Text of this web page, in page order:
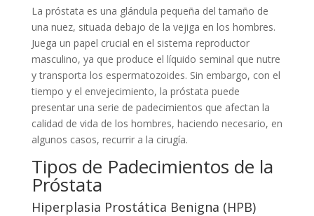
La próstata es una glándula pequeña del tamaño de
una nuez, situada debajo de la vejiga en los hombres.
Juega un papel crucial en el sistema reproductor
masculino, ya que produce el líquido seminal que nutre
y transporta los espermatozoides. Sin embargo, con el
tiempo y el envejecimiento, la próstata puede
presentar una serie de padecimientos que afectan la
calidad de vida de los hombres, haciendo necesario, en
algunos casos, recurrir a la cirugía.
Tipos de Padecimientos de la
Próstata
Hiperplasia Prostática Benigna (HPB)